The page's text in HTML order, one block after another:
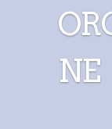
NE